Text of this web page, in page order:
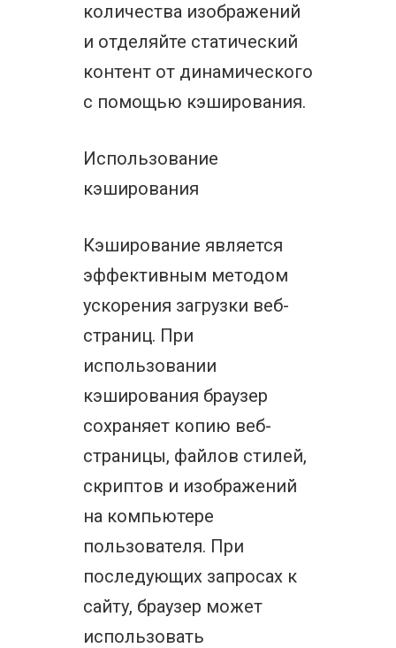
количества изображений
и отделяйте статический
контент от динамического
с помощью кэширования.
Использование
кэширования
Кэширование является
эффективным методом
ускорения загрузки веб-
страниц. При
использовании
кэширования браузер
сохраняет копию веб-
страницы, файлов стилей,
скриптов и изображений
на компьютере
пользователя. При
последующих запросах к
сайту, браузер может
использовать